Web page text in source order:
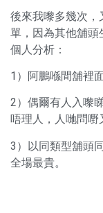
後來我嚟多幾次，
單，因為其他舖頭
個人分析：
1）阿鵬喺間舖裡
2）偶爾有人入嚟
唔理人，人哋問嘢
3）以同類型舖頭
全場最貴。